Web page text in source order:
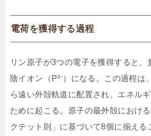
電荷を獲得する過程
リン原子が3つの電子を獲得すると、
陰イオン（P³⁻）になる。この過程は
ら遠い外殻軌道に配置され、エネル
ために起こる。原子の最外殻におけ
クテット則」に基づいて8個に揃える